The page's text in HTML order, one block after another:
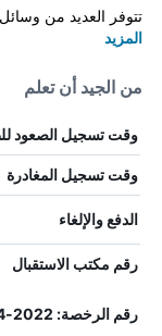
تتوفر العديد من
المزيد
من الجيد أن تعلم
وقت تسجيل الصعود
وقت تسجيل المغادرة
الدفع والإلغاء
رقم مكتب الاستقبال
رقم الرخصة: 2022-34-1475